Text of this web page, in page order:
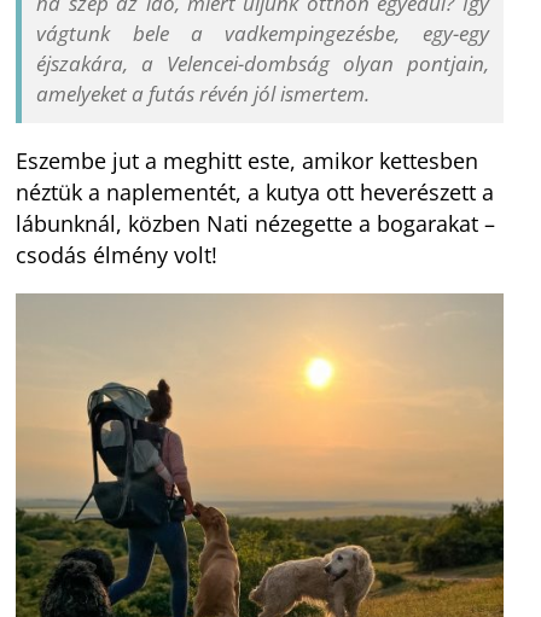
vágtunk bele a vadkempingezésbe, egy-egy
éjszakára, a Velencei-dombság olyan pontjain,
amelyeket a futás révén jól ismertem.
Eszembe jut a meghitt este, amikor kettesben
néztük a naplementét, a kutya ott heverészett a
lábunknál, közben Nati nézegette a bogarakat –
csodás élmény volt!